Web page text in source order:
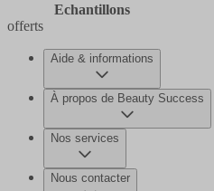
Echantillons
offerts
Aide & informations
À propos de Beauty Success
Nos services
Nous contacter